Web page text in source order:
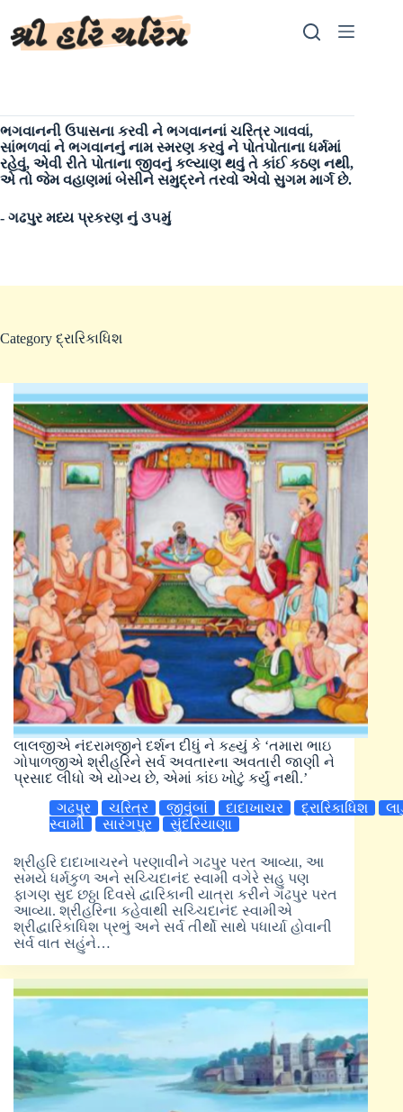
content
ભગવાનની ઉપાસના કરવી ને ભગવાનનાં ચરિત્ર ગાવવાં,
સાંભળવાં ને ભગવાનનું નામ સ્મરણ કરવું ને પોતપોતાના ધર્મમાં
રહેવું, એવી રીતે પોતાના જીવનું કલ્યાણ થવું તે કાંઈ કઠણ નથી,
એ તો જેમ વહાણમાં બેસીને સમુદ્રને તરવો એવો સુગમ માર્ગ છે.
- ગઢપુર મધ્ય પ્રકરણ નું ૩૫મું
Category દ્રારિકાધિશ
લાલજીએ નંદરામજીને દર્શન દીધું ને કહ્યું કે ‘તમારા ભાઇ
ગોપાળજીએ શ્રીહરિને સર્વ અવતારના અવતારી જાણી ને
પ્રસાદ લીધો એ યોગ્ય છે, એમાં કાંઇ ખોટું કર્યું નથી.’
ગઢપુર
ચરિત્ર જીવુંબાં દાદાખાચર દ્રારિકાધિશ
સ્વામી
સારંગપુર સુંદરિયાણા
શ્રીહરિ દાદાખાચરને પરણાવીને ગઢપુર પરત આવ્યા, આ
સમયે ધર્મકુળ અને સચ્ચિદાનંદ સ્વામી વગેરે સહુ પણ
ફાગણ સુદ છઠ્ઠા દિવસે દ્વારિકાની યાત્રા કરીને ગઢપુર પરત
આવ્યા. શ્રીહરિના કહેવાથી સચ્ચિદાનંદ સ્વામીએ
શ્રીદ્વારિકાધિશ પ્રભું અને સર્વ તીર્થો સાથે પધાર્યા હોવાની
સર્વ વાત સહુંને…